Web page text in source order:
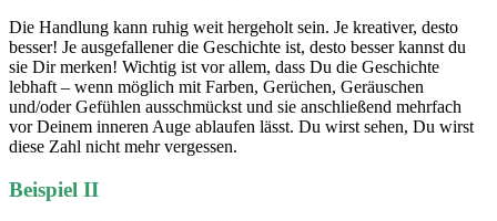
Die Handlung kann ruhig weit hergeholt sein. Je kreativer, desto
besser! Je ausgefallener die Geschichte ist, desto besser kannst du
sie Dir merken! Wichtig ist vor allem, dass Du die Geschichte
lebhaft – wenn möglich mit Farben, Gerüchen, Geräuschen
und/oder Gefühlen ausschmückst und sie anschließend mehrfach
vor Deinem inneren Auge ablaufen lässt. Du wirst sehen, Du wirst
diese Zahl nicht mehr vergessen.
Beispiel II